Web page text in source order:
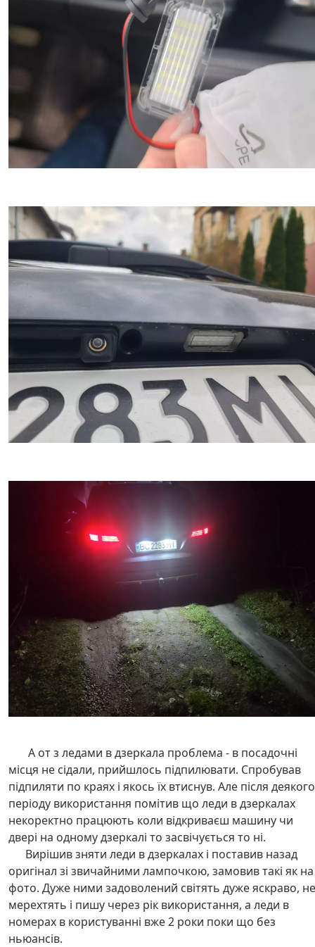
А от з ледами в дзеркала проблема - в посадочні
місця не сідали, прийшлось підпилювати. Спробував
підпиляти по краях і якось їх втиснув. Але після деякого
періоду використання помітив що леди в дзеркалах
некоректно працюють коли відкриваєш машину чи
двері на одному дзеркалі то засвічується то ні.
Вирішив зняти леди в дзеркалах і поставив назад
оригінал зі звичайними лампочкою, замовив такі як на
фото. Дуже ними задоволений світять дуже яскраво, не
мерехтять і пишу через рік використання, а леди в
номерах в користуванні вже 2 роки поки що без
ньюансів.